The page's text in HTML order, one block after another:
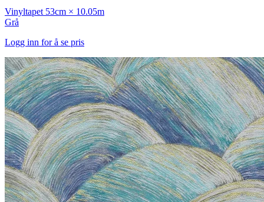
Vinyltapet 53cm × 10.05m
Grå
Logg inn for å se pris